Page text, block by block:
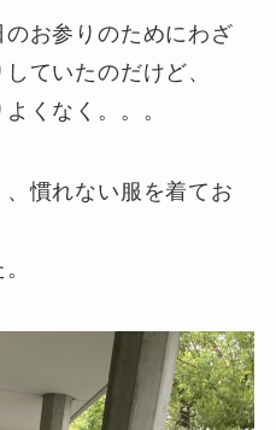
お参りのためにわざ
ていたのだけど、
くなく。。。
慣れない服を着てお